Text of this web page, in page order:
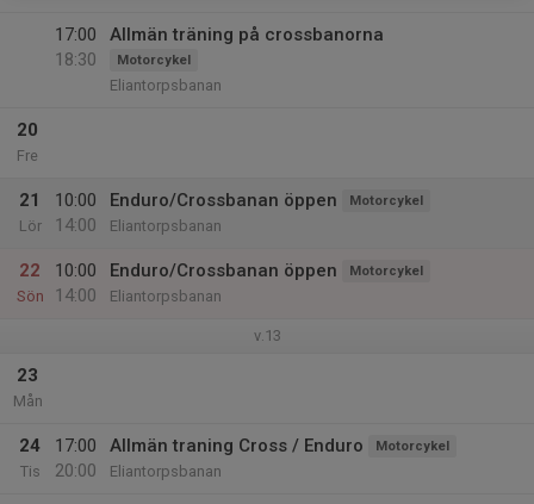
17:00
18:30
Allmän träning på crossbanorna
Motorcykel
Eliantorpsbanan
20
Fre
21
Lör
10:00
14:00
Enduro/Crossbanan öppen Motorcykel
Eliantorpsbanan
22
Sön
10:00
14:00
Enduro/Crossbanan öppen Motorcykel
Eliantorpsbanan
v.13
23
Mån
24
Tis
17:00
20:00
Allmän traning Cross / Enduro Motorcykel
Eliantorpsbanan